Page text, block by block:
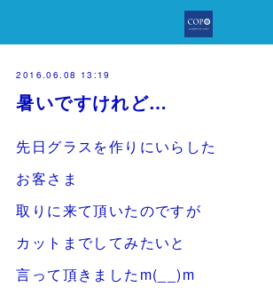
2016.06.08 13:19
暑いですけれど…
先日グラスを作りにいらした
お客さま
取りに来て頂いたのですが
カットまでしてみたいと
言って頂きましたm(__)m